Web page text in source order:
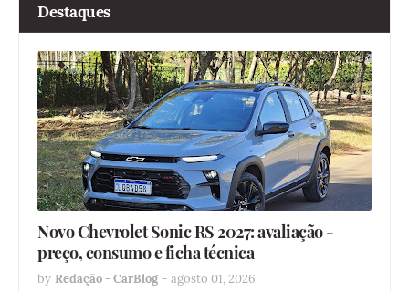
Destaques
Novo Chevrolet Sonic RS 2027: avaliação -
preço, consumo e ficha técnica
by Redação - CarBlog - agosto 01, 2026